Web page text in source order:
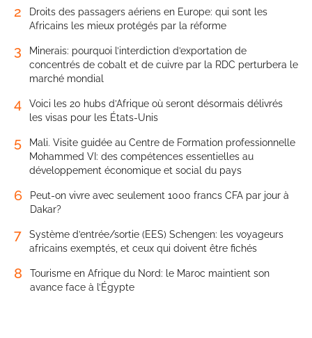
2
Droits des passagers aériens en Europe: qui sont les
Africains les mieux protégés par la réforme
3
Minerais: pourquoi l’interdiction d’exportation de
concentrés de cobalt et de cuivre par la RDC perturbera le
marché mondial
4
Voici les 20 hubs d’Afrique où seront désormais délivrés
les visas pour les États-Unis
5
Mali. Visite guidée au Centre de Formation professionnelle
Mohammed VI: des compétences essentielles au
développement économique et social du pays
6
Peut-on vivre avec seulement 1000 francs CFA par jour à
Dakar?
7
Système d’entrée/sortie (EES) Schengen: les voyageurs
africains exemptés, et ceux qui doivent être fichés
8
Tourisme en Afrique du Nord: le Maroc maintient son
avance face à l’Égypte